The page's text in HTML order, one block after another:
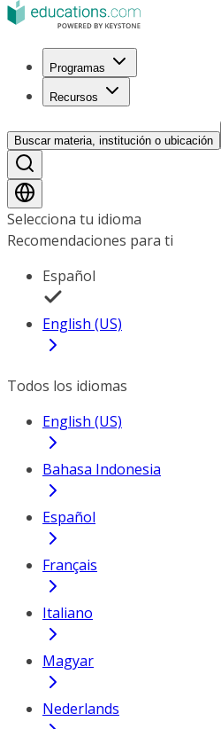
Programas
Recursos
Buscar materia, institución o ubicación
Selecciona tu idioma
Recomendaciones para ti
Español
English (US)
Todos los idiomas
English (US)
Bahasa Indonesia
Español
Français
Italiano
Magyar
Nederlands